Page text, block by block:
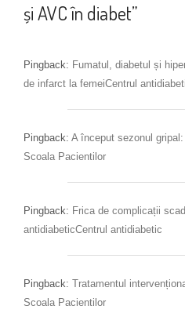
și AVC în diabet”
Pingback: Fumatul, diabetul și
de infarct la femeiCentrul
Pingback: A început sezonul
Scoala Pacientilor
Pingback: Frica de complicații
antidiabeticCentrul antidiabetic
Pingback: Tratamentul
Scoala Pacientilor